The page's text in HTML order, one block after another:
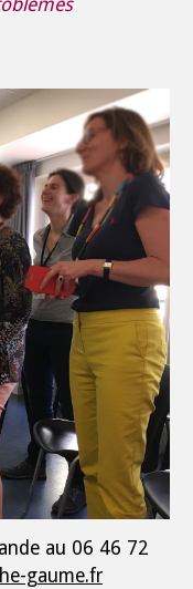
au 06 46 72
gaume.fr